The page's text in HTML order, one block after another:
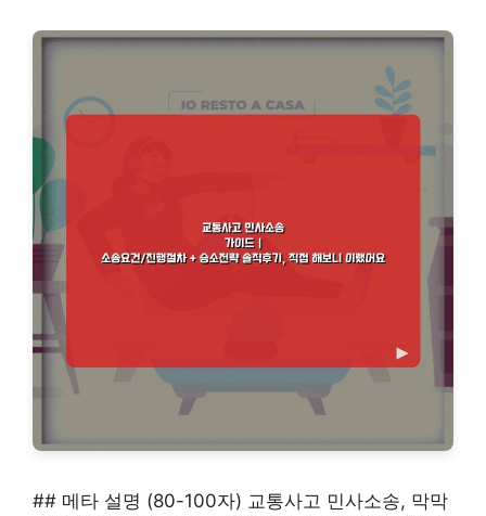
## 메타 설명 (80-100자) 교통사고 민사소송, 막막